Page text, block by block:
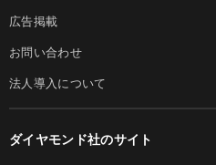
広告掲載
お問い合わせ
法人導入について
ダイヤモンド社のサイト